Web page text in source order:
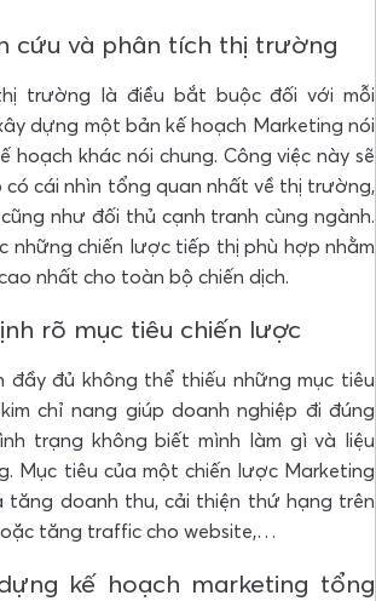
cứu và phân tích thị trường
trường là điều bắt buộc đối với mỗi
dựng một bản kế hoạch Marketing nói
hoạch khác nói chung. Công việc này sẽ
có cái nhìn tổng quan nhất về thị trường,
như đối thủ cạnh tranh cùng ngành.
những chiến lược tiếp thị phù hợp nhằm
nhất cho toàn bộ chiến dịch.
rõ mục tiêu chiến lược
đầy đủ không thể thiếu những mục tiêu
chỉ nang giúp doanh nghiệp đi đúng
trạng không biết mình làm gì và liệu
Mục tiêu của một chiến lược Marketing
doanh thu, cải thiện thứ hạng trên
tăng traffic cho website,…
kế hoạch marketing tổng